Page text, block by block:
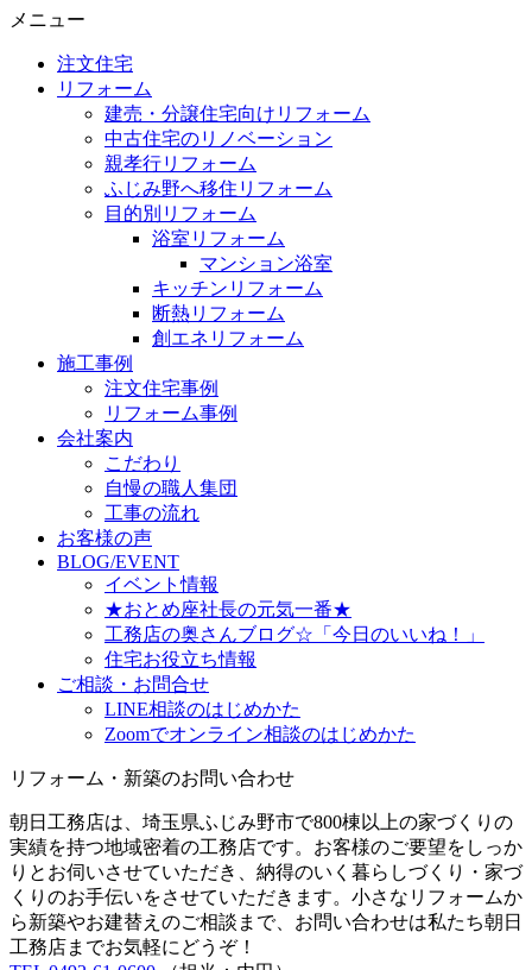
メニュー
注文住宅
リフォーム
建売・分譲住宅向けリフォーム
中古住宅のリノベーション
親孝行リフォーム
ふじみ野へ移住リフォーム
目的別リフォーム
浴室リフォーム
マンション浴室
キッチンリフォーム
断熱リフォーム
創エネリフォーム
施工事例
注文住宅事例
リフォーム事例
会社案内
こだわり
自慢の職人集団
工事の流れ
お客様の声
BLOG/EVENT
イベント情報
★おとめ座社長の元気一番★
工務店の奥さんブログ☆「今日のいいね！」
住宅お役立ち情報
ご相談・お問合せ
LINE相談のはじめかた
Zoomでオンライン相談のはじめかた
リフォーム・新築のお問い合わせ
朝日工務店は、埼玉県ふじみ野市で800棟以上の家づくりの
実績を持つ地域密着の工務店です。お客様のご要望をしっか
りとお伺いさせていただき、納得のいく暮らしづくり・家づ
くりのお手伝いをさせていただきます。小さなリフォームか
ら新築やお建替えのご相談まで、お問い合わせは私たち朝日
工務店までお気軽にどうぞ！